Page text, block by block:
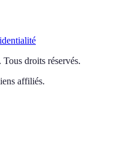
. Tous droits réservés.
affiliés.